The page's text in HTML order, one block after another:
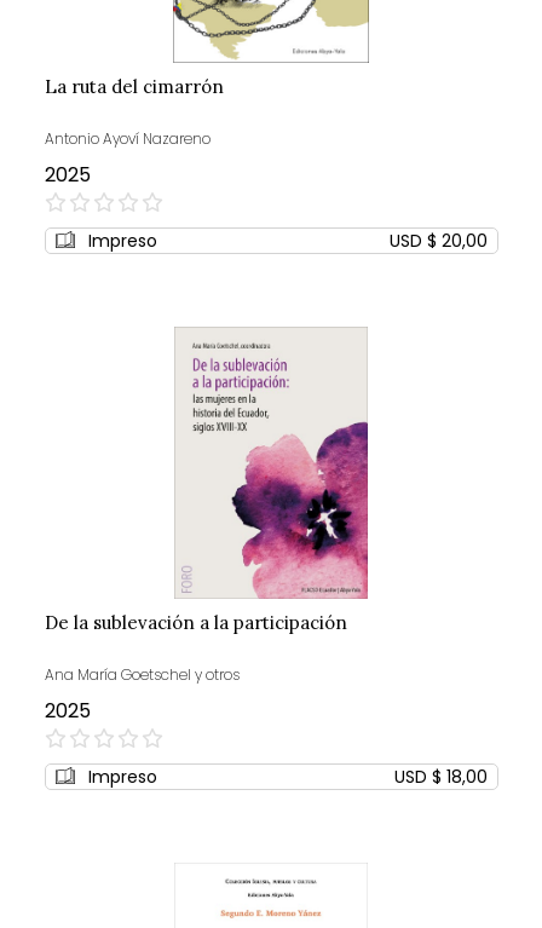
La ruta del cimarrón
Antonio Ayoví Nazareno
2025
0%
Impreso USD $ 20,00
De la sublevación a la participación
Ana María Goetschel y otros
2025
0%
Impreso USD $ 18,00